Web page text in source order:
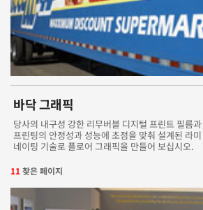
바닥 그래픽
당사의 내구성 강한 리무버블 디지털 프린트 필름과
프린팅의 안정성과 성능에 초점을 맞춰 설계된 라미
네이팅 기술로 플로어 그래픽을 만들어 보십시오.
11찾은 페이지